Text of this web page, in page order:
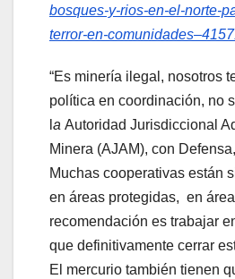
bosques-y-rios-en-el-norte-
terror-en-
“Es minería ilegal, nosotros
política en coordinación, no
a Autoridad Jurisdiccional
Minera (AJAM), con
Muchas cooperativas están
en áreas protegidas, en
recomendación es trabajar
que definitivamente cerrar
El mercurio también tienen